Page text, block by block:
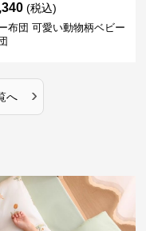
(税込)
布団 可愛い動物柄ベビー
へ ›